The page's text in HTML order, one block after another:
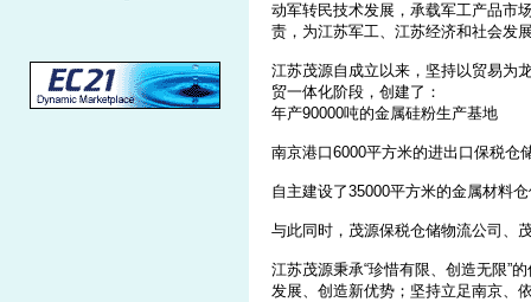
动军转民技术发展，承载军工产品市
责，为江苏军工、江苏经济和社会发
江苏茂源自成立以来，坚持以贸易为
贸一体化阶段，创建了：
年产90000吨的金属硅粉生产基地
南京港口6000平方米的进出口保税仓
自主建设了35000平方米的金属材料
与此同时，茂源保税仓储物流公司、
江苏茂源秉承“珍惜有限、创造无限”
发展、创造新优势；坚持立足南京、